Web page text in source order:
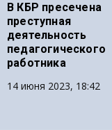
В КБР пресечена
преступная
деятельность
педагогического
работника
14 июня 2023, 18:42